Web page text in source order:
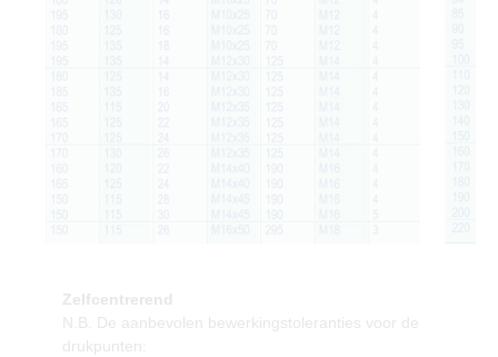
Zelfcentrerend
N.B. De aanbevolen bewerkingstoleranties voor de
drukpunten: